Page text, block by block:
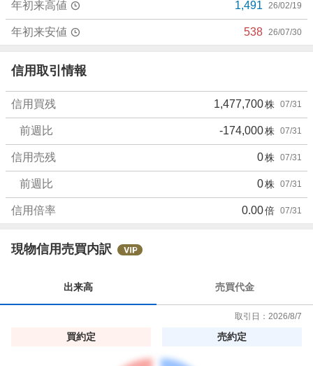
強
く
売
り
た
い
0
年初来高値 1,491 26/02/19
年初来安値 538 26/07/30
信用取引情報
信用買残 1,477,700株 07/31
前週比 -174,000株 07/31
信用売残 0株 07/31
前週比 0株 07/31
信用倍率 0.00倍 07/31
現物信用売買内訳
出来高 売買代金
取引日： 2026/8/7
買約定 売約定